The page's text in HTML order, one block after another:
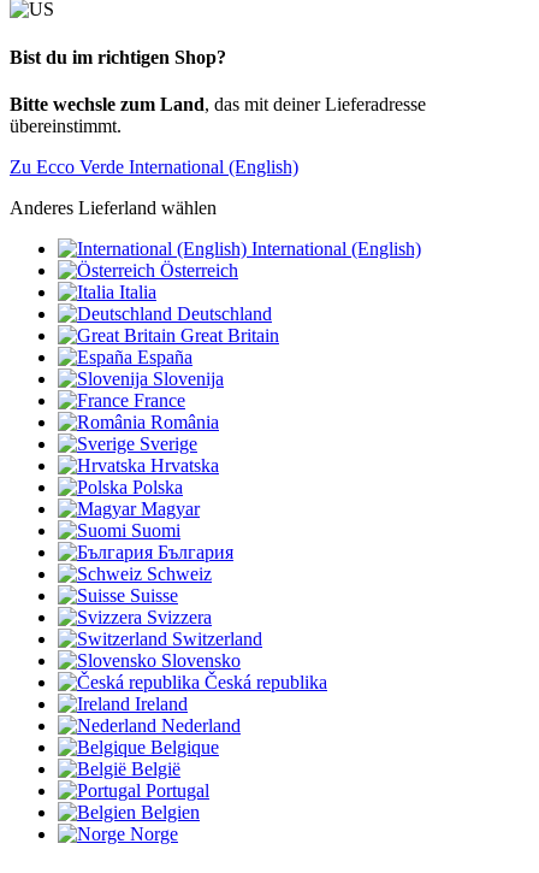
Bist du im richtigen Shop?
Bitte wechsle zum Land, das mit deiner Lieferadresse
übereinstimmt.
Zu Ecco Verde International (English)
Anderes Lieferland wählen
International (English)
Österreich
Italia
Deutschland
Great Britain
España
Slovenija
France
România
Sverige
Hrvatska
Polska
Magyar
Suomi
България
Schweiz
Suisse
Svizzera
Switzerland
Slovensko
Česká republika
Ireland
Nederland
Belgique
België
Portugal
Belgien
Norge